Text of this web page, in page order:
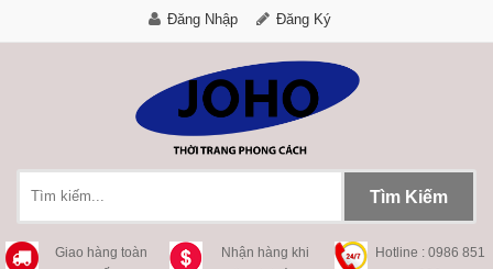
Đăng Nhập Đăng Ký
Tìm Kiếm
Giao hàng toàn
Nhận hàng khi
Hotline : 0986 851